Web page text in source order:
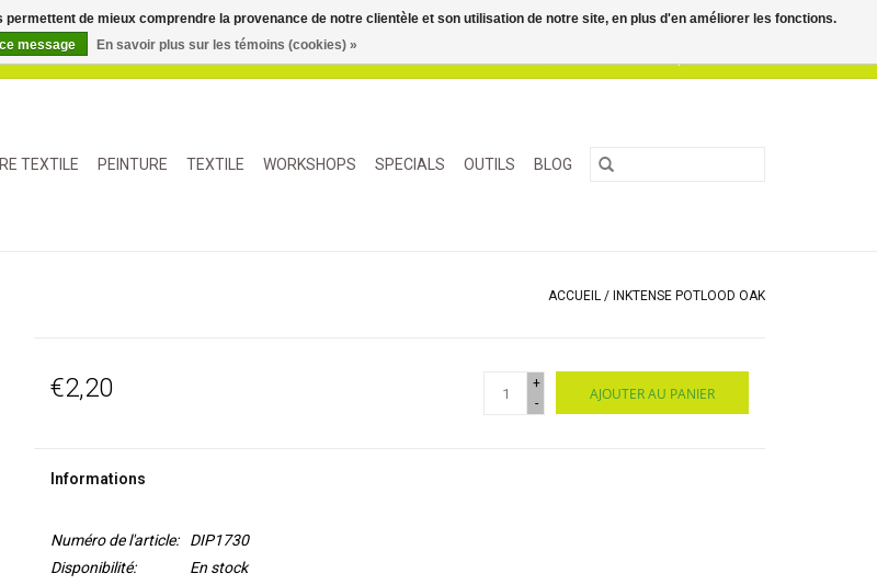
TEXTILE PEINTURE TEXTILE WORKSHOPS SPECIALS OUTILS BLOG
ACCUEIL / INKTENSE POTLOOD OAK
€2,20
+
-
AJOUTER AU PANIER
Informations
Numéro de l'article:
DIP1730
Disponibilité:
En stock
de mieux comprendre la provenance de notre clientèle et son utilisation de notre site, en plus d'en améliorer les fonctions.
message
En savoir plus sur les témoins (cookies) »